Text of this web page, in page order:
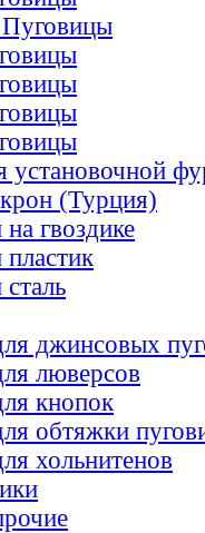
установочной
(Турция)
на гвоздике
пластик
сталь
джинсовых
люверсов
кнопок
обтяжки
хольнитенов